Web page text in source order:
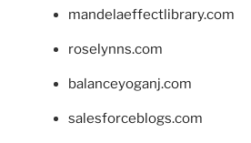
mandelaeffectlibrary.com
roselynns.com
balanceyoganj.com
salesforceblogs.com